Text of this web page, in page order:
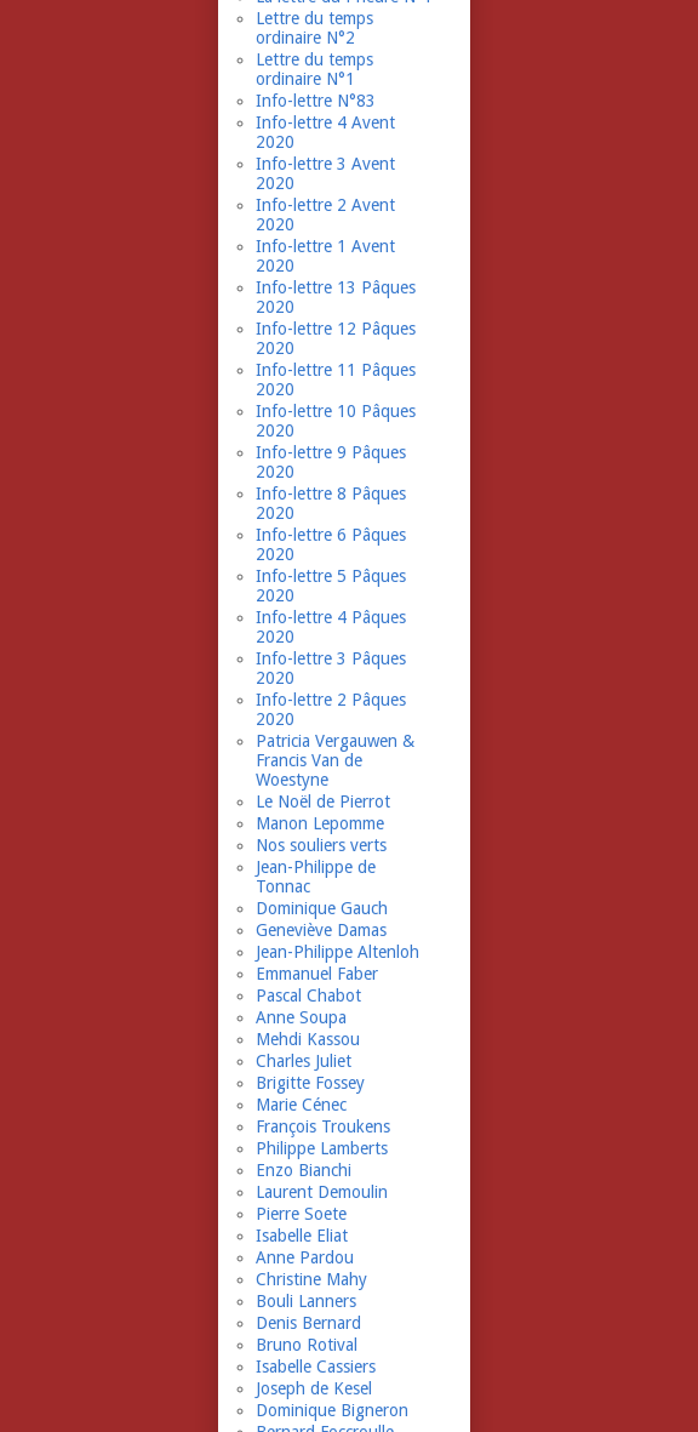
Lettre du temps
ordinaire N°2
Lettre du temps
ordinaire N°1
Info-lettre N°83
Info-lettre 4 Avent
2020
Info-lettre 3 Avent
2020
Info-lettre 2 Avent
2020
Info-lettre 1 Avent
2020
Info-lettre 13 Pâques
2020
Info-lettre 12 Pâques
2020
Info-lettre 11 Pâques
2020
Info-lettre 10 Pâques
2020
Info-lettre 9 Pâques
2020
Info-lettre 8 Pâques
2020
Info-lettre 6 Pâques
2020
Info-lettre 5 Pâques
2020
Info-lettre 4 Pâques
2020
Info-lettre 3 Pâques
2020
Info-lettre 2 Pâques
2020
Patricia Vergauwen &
Francis Van de
Woestyne
Le Noël de Pierrot
Manon Lepomme
Nos souliers verts
Jean-Philippe de
Tonnac
Dominique Gauch
Geneviève Damas
Jean-Philippe Altenloh
Emmanuel Faber
Pascal Chabot
Anne Soupa
Mehdi Kassou
Charles Juliet
Brigitte Fossey
Marie Cénec
François Troukens
Philippe Lamberts
Enzo Bianchi
Laurent Demoulin
Pierre Soete
Isabelle Eliat
Anne Pardou
Christine Mahy
Bouli Lanners
Denis Bernard
Bruno Rotival
Isabelle Cassiers
Joseph de Kesel
Dominique Bigneron